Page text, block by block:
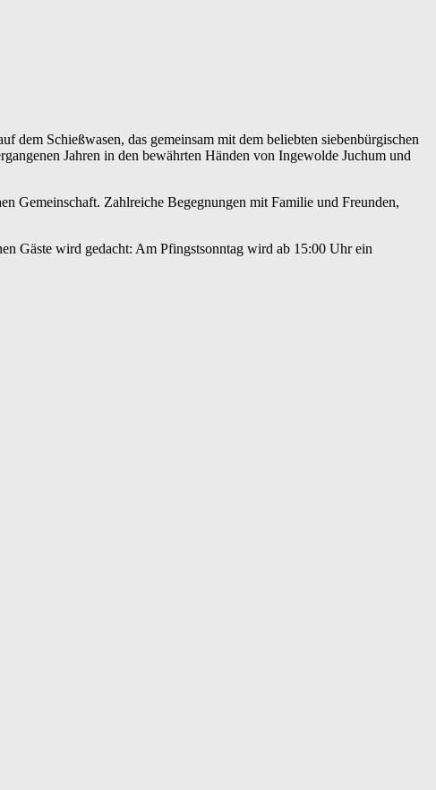
Schießwasen, das gemeinsam mit dem beliebten siebenbürgischen
Jahren in den bewährten Händen von Ingewolde Juchum und
Gemeinschaft. Zahlreiche Begegnungen mit Familie und Freunden,
Gäste wird gedacht: Am Pfingstsonntag wird ab 15:00 Uhr ein